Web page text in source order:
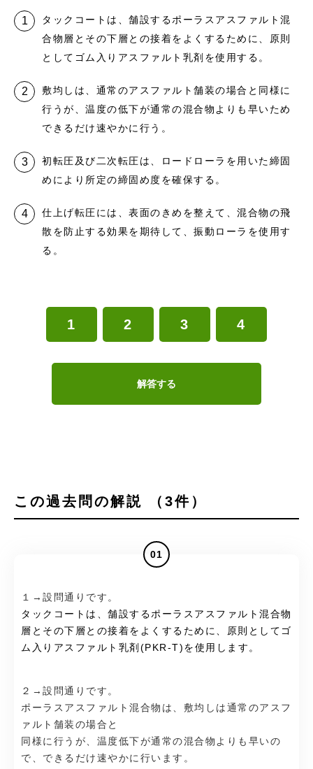
タックコートは、舗設するポーラスアスファルト混
合物層とその下層との接着をよくするために、原則
としてゴム入りアスファルト乳剤を使用する。
敷均しは、通常のアスファルト舗装の場合と同様に
行うが、温度の低下が通常の混合物よりも早いため
できるだけ速やかに行う。
初転圧及び二次転圧は、ロードローラを用いた締固
めにより所定の締固め度を確保する。
仕上げ転圧には、表面のきめを整えて、混合物の飛
散を防止する効果を期待して、振動ローラを使用す
る。
1 2 3 4
解答する
この過去問の解説 （3件）
01
１→設問通りです。
タックコートは、舗設するポーラスアスファルト混合物
層とその下層との接着をよくするために、原則としてゴ
ム入りアスファルト乳剤(PKR-T)を使用します。
２→設問通りです。
ポーラスアスファルト混合物は、敷均しは通常のアスフ
ァルト舗装の場合と
同様に行うが、温度低下が通常の混合物よりも早いの
で、できるだけ速やかに行います。